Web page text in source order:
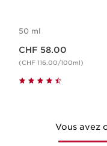
50 ml
CHF 58.00
(CHF 116.00/100ml)
Vous avez